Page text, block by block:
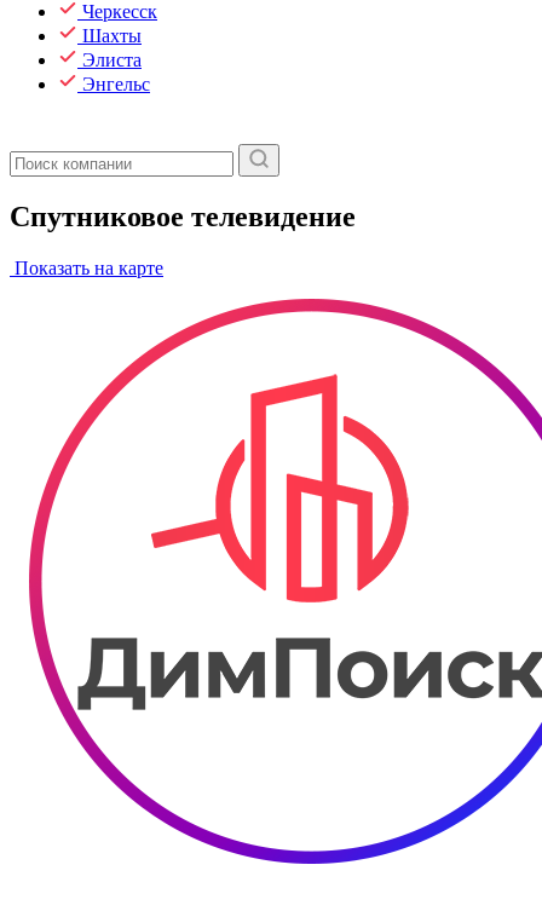
Черкесск
Шахты
Элиста
Энгельс
Спутниковое телевидение
Показать на карте